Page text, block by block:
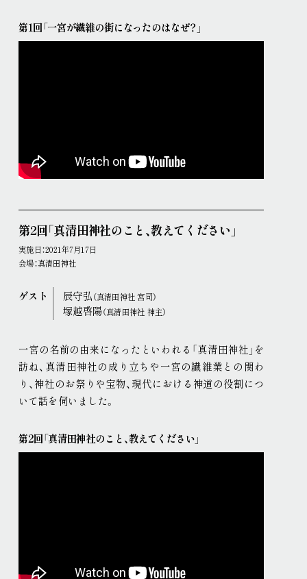
第1回「一宮が繊維の街になったのはなぜ？」
第2回「真清田神社のこと、教えてください」
実施日：2021年7月17日
会場：真清田神社
ゲスト 辰守弘（真清田神社 宮司）
塚越啓陽（真清田神社 神主）
一宮の名前の由来になったといわれる「真清田神社」を
訪ね、真清田神社の成り立ちや一宮の繊維業との関わ
り、神社のお祭りや宝物、現代における神道の役割につ
いて話を伺いました。
第2回「真清田神社のこと、教えてください」